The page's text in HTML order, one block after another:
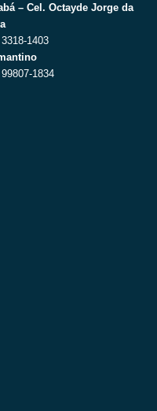
– Cel. Octayde Jorge da
1403
1834